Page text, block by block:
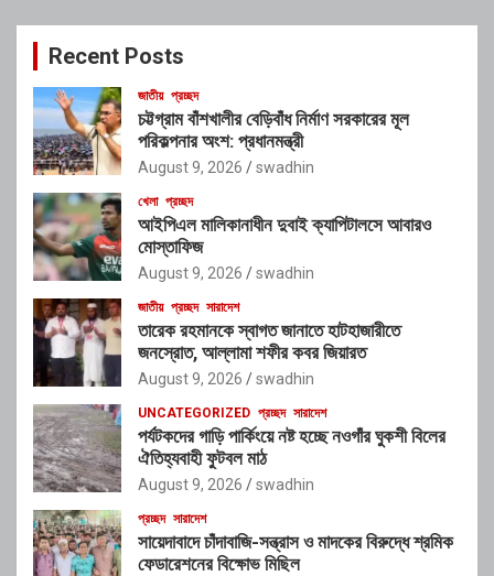
c
Recent Posts
জাতীয় প্রচ্ছদ
চট্টগ্রাম বাঁশখালীর বেড়িবাঁধ নির্মাণ সরকারের মূল
পরিকল্পনার অংশ: প্রধানমন্ত্রী
August 9, 2026 swadhin
খেলা প্রচ্ছদ
আইপিএল মালিকানাধীন দুবাই ক্যাপিটালসে আবারও
মোস্তাফিজ
August 9, 2026 swadhin
জাতীয় প্রচ্ছদ সারাদেশ
তারেক রহমানকে স্বাগত জানাতে হাটহাজারীতে
জনস্রোত, আল্লামা শফীর কবর জিয়ারত
August 9, 2026 swadhin
UNCATEGORIZED প্রচ্ছদ সারাদেশ
পর্যটকদের গাড়ি পার্কিংয়ে নষ্ট হচ্ছে নওগাঁর ঘুকশী বিলের
ঐতিহ্যবাহী ফুটবল মাঠ
August 9, 2026 swadhin
প্রচ্ছদ সারাদেশ
সায়েদাবাদে চাঁদাবাজি-সন্ত্রাস ও মাদকের বিরুদ্ধে শ্রমিক
ফেডারেশনের বিক্ষোভ মিছিল